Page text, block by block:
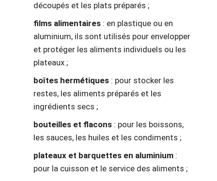
découpés et les plats préparés ;
films alimentaires : en plastique ou en
aluminium, ils sont utilisés pour envelopper
et protéger les aliments individuels ou les
plateaux ;
boîtes hermétiques : pour stocker les
restes, les aliments préparés et les
ingrédients secs ;
bouteilles et flacons : pour les boissons,
les sauces, les huiles et les condiments ;
plateaux et barquettes en aluminium :
pour la cuisson et le service des aliments ;